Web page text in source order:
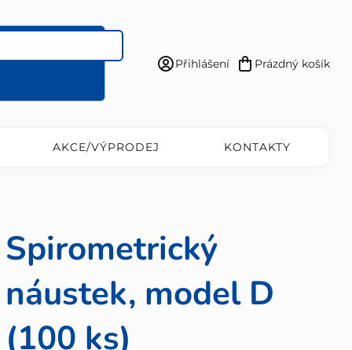
Přihlášení
Nákupní
Prázdný košík
AKCE/VÝPRODEJ KONTAKTY
Spirometrický
náustek, model D
(100 ks)